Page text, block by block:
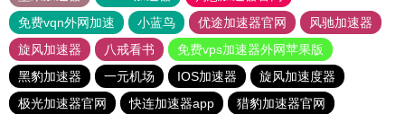
免费vqn外网加速
小蓝鸟 优途加速器官网
风驰加速器
旋风加速器
八戒看书
免费vps加速器外网苹果版
黑豹加速器
一元机场 IOS加速器
旋风加速度器
极光加速器官网
快连加速器app 猎豹加速器官网